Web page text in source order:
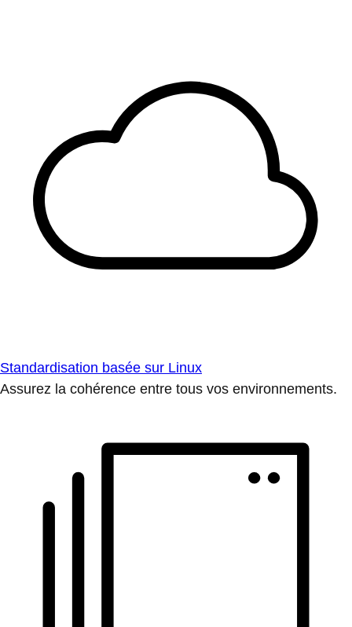
Standardisation basée sur Linux
Assurez la cohérence entre tous vos environnements.